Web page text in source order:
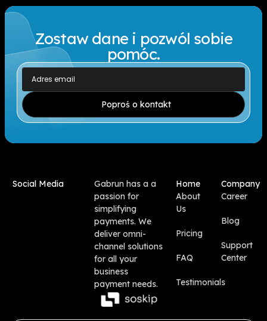
Zostaw dane i pozwól sobie
pomóc.
Poproś o kontakt
Gabrun has a a
passion for
simplifying
payments. We
deliver omni-
channel solutions
for all your
business
payment needs.
Home
About
Us
Pricing
FAQ
Testimonials
Company
Career
Blog
Support
Center
Social Media